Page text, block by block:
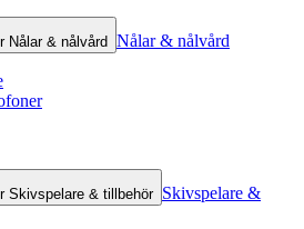
Nålar & nålvård Nålar & nålvård
Skivspelare & tillbehör Skivspelare &